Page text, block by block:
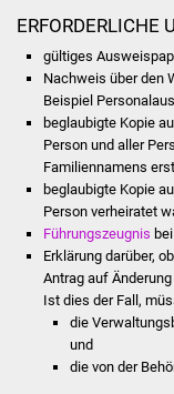
ERFORDERLICHE
gültiges
Nachweis über den
Beispiel
beglaubigte Kopie
Person und aller
Familiennamens
beglaubigte Kopie
Person verheiratet
Führungszeugnis
Erklärung darüber,
Antrag auf
Ist dies der Fall,
die
und
die von der